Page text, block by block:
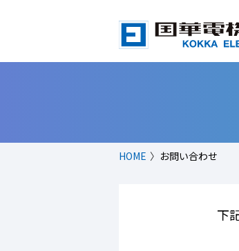
HOME お問い合わせ
下